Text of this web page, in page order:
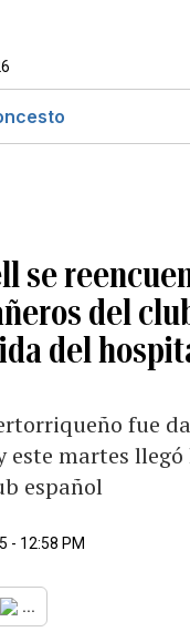
se
del
del
fue
este martes
español
- 12:58 PM
...